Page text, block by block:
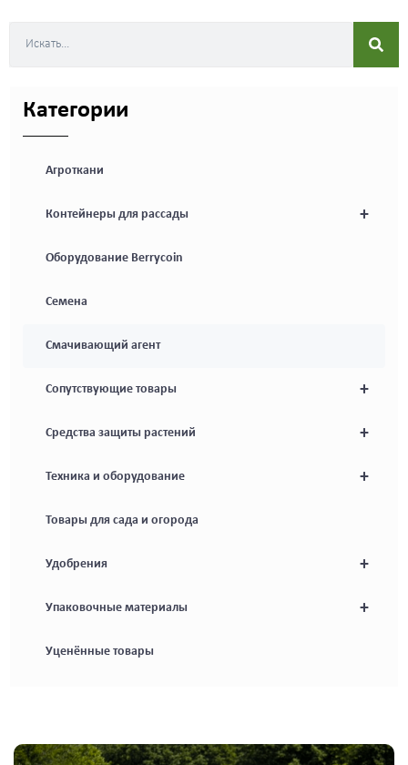
Категории
Агроткани
+
Контейнеры для рассады
Оборудование Berrycoin
Семена
Смачивающий агент
+
Сопутствующие товары
+
Средства защиты растений
+
Техника и оборудование
Товары для сада и огорода
+
Удобрения
+
Упаковочные материалы
Уценённые товары